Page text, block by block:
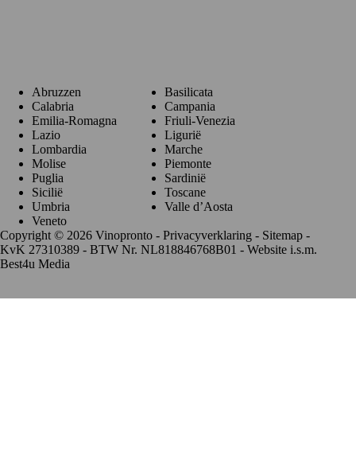
Abruzzen
Basilicata
Calabria
Campania
Emilia-Romagna
Friuli-Venezia
Lazio
Ligurië
Lombardia
Marche
Molise
Piemonte
Puglia
Sardinië
Sicilië
Toscane
Umbria
Valle d’Aosta
Veneto
Copyright © 2026 Vinopronto - Privacyverklaring - Sitemap -
KvK 27310389 - BTW Nr. NL818846768B01 - Website i.s.m.
Best4u Media